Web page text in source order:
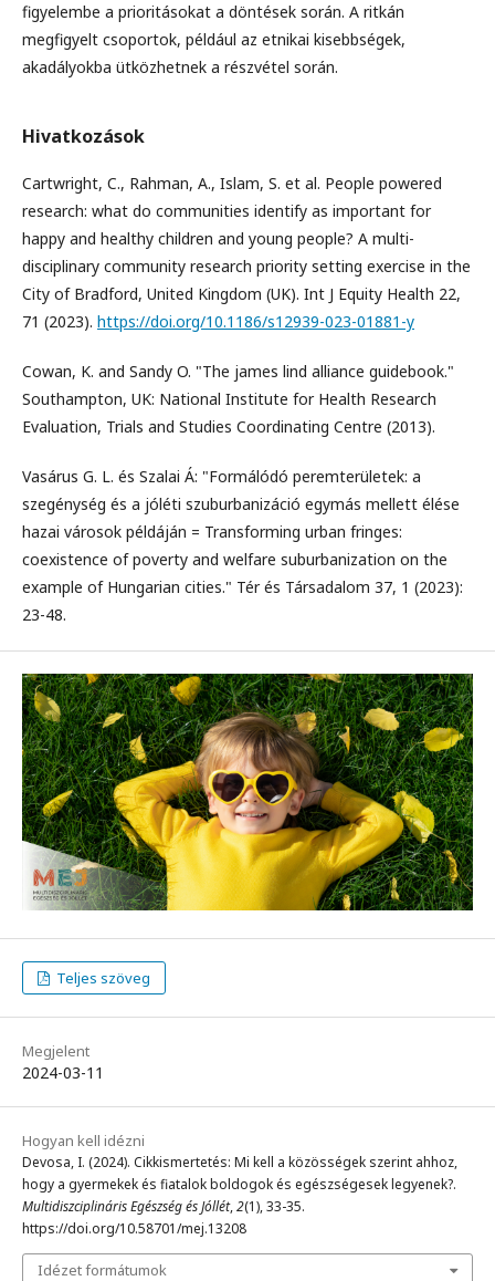
figyelembe a prioritásokat a döntések során. A ritkán
megfigyelt csoportok, például az etnikai kisebbségek,
akadályokba ütközhetnek a részvétel során.
Hivatkozások
Cartwright, C., Rahman, A., Islam, S. et al. People powered
research: what do communities identify as important for
happy and healthy children and young people? A multi-
disciplinary community research priority setting exercise in the
City of Bradford, United Kingdom (UK). Int J Equity Health 22,
71 (2023). https://doi.org/10.1186/s12939-023-01881-y
Cowan, K. and Sandy O. "The james lind alliance guidebook."
Southampton, UK: National Institute for Health Research
Evaluation, Trials and Studies Coordinating Centre (2013).
Vasárus G. L. és Szalai Á: "Formálódó peremterületek: a
szegénység és a jóléti szuburbanizáció egymás mellett élése
hazai városok példáján = Transforming urban fringes:
coexistence of poverty and welfare suburbanization on the
example of Hungarian cities." Tér és Társadalom 37, 1 (2023):
23-48.
Teljes szöveg
Megjelent
2024-03-11
Hogyan kell idézni
Devosa, I. (2024). Cikkismertetés: Mi kell a közösségek szerint ahhoz,
hogy a gyermekek és fiatalok boldogok és egészségesek legyenek?.
Multidiszciplináris Egészség és Jóllét,2(1), 33-35.
https://doi.org/10.58701/mej.13208
Idézet formátumok